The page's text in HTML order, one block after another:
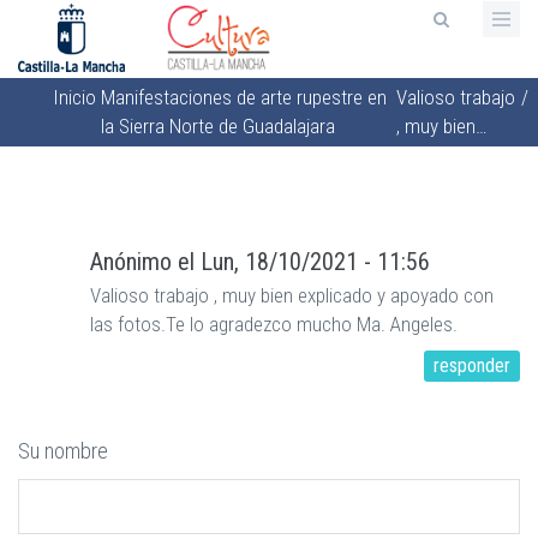
contenido
principal
Sobrescribir
enlaces
navegación
Inicio Manifestaciones de arte rupestre en
la Sierra Norte de Guadalajara
Valioso trabajo
, muy bien…
/
Anónimo el Lun, 18/10/2021 - 11:56
Valioso trabajo , muy bien explicado y apoyado con
las fotos.Te lo agradezco mucho Ma. Angeles.
responder
Su nombre